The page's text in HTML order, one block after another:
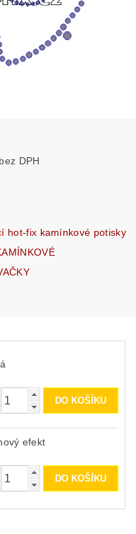
od 120 Kč bez DPH
hot-fix kamínkové potisky
efekt